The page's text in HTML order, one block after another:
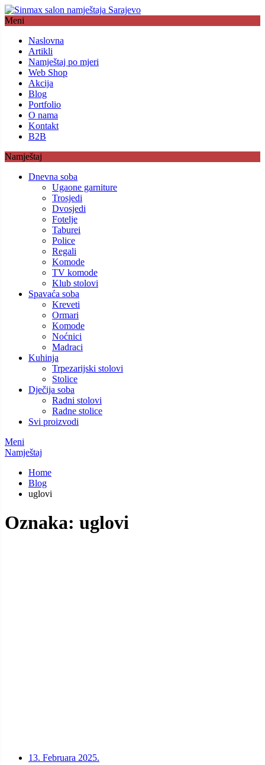
Meni
Naslovna
Artikli
Namještaj po mjeri
Web Shop
Akcija
Blog
Portfolio
O nama
Kontakt
B2B
Namještaj
Dnevna soba
Ugaone garniture
Trosjedi
Dvosjedi
Fotelje
Taburei
Police
Regali
Komode
TV komode
Klub stolovi
Spavaća soba
Kreveti
Ormari
Komode
Noćnici
Madraci
Kuhinja
Trpezarijski stolovi
Stolice
Dječija soba
Radni stolovi
Radne stolice
Svi proizvodi
Meni
Namještaj
Home
Blog
uglovi
Oznaka: uglovi
13. Februara 2025.